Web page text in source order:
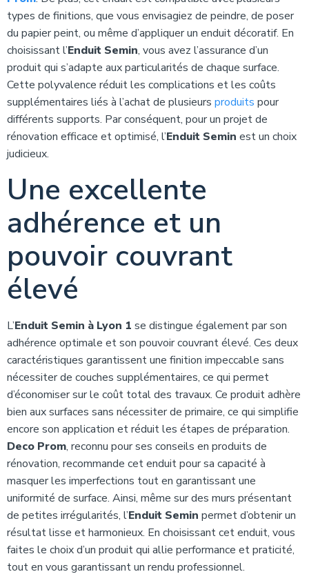
types de finitions, que vous envisagiez de peindre, de poser
du papier peint, ou même d’appliquer un enduit décoratif. En
choisissant l’Enduit Semin, vous avez l’assurance d’un
produit qui s’adapte aux particularités de chaque surface.
Cette polyvalence réduit les complications et les coûts
supplémentaires liés à l’achat de plusieurs produits pour
différents supports. Par conséquent, pour un projet de
rénovation efficace et optimisé, l’Enduit Semin est un choix
judicieux.
Une excellente
adhérence et un
pouvoir couvrant
élevé
L’Enduit Semin à Lyon 1 se distingue également par son
adhérence optimale et son pouvoir couvrant élevé. Ces deux
caractéristiques garantissent une finition impeccable sans
nécessiter de couches supplémentaires, ce qui permet
d’économiser sur le coût total des travaux. Ce produit adhère
bien aux surfaces sans nécessiter de primaire, ce qui simplifie
encore son application et réduit les étapes de préparation.
Deco Prom, reconnu pour ses conseils en produits de
rénovation, recommande cet enduit pour sa capacité à
masquer les imperfections tout en garantissant une
uniformité de surface. Ainsi, même sur des murs présentant
de petites irrégularités, l’Enduit Semin permet d’obtenir un
résultat lisse et harmonieux. En choisissant cet enduit, vous
faites le choix d’un produit qui allie performance et praticité,
tout en vous garantissant un rendu professionnel.